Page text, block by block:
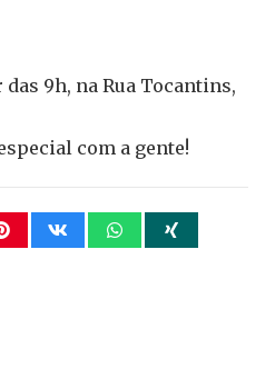
9h, na Rua Tocantins,
com a gente!